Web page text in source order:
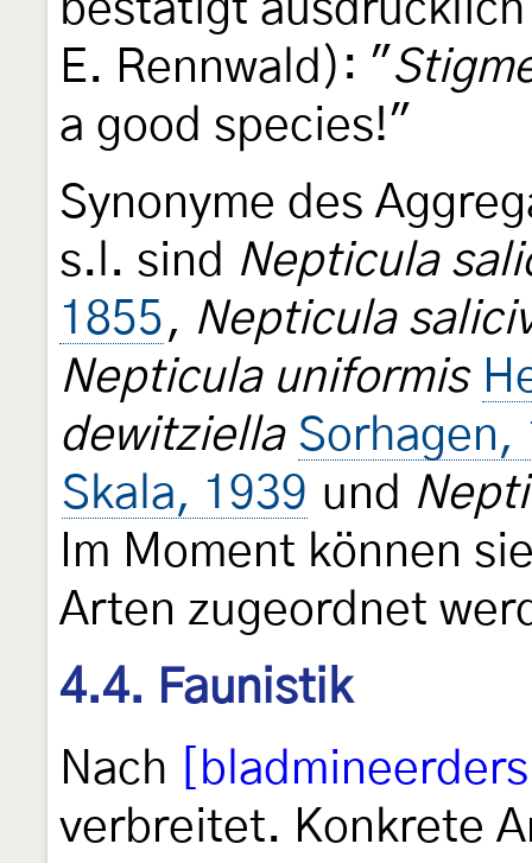
bestätigt
E. Rennwald): "
a good species!"
Synonyme des
s.l. sind Nepticula
1855 , Nepticula
Nepticula uniformis
dewitziella Sorhagen,
Skala, 1939 und
Im Moment können
Arten zugeordnet
4.4. Faunistik
Nach
verbreitet. Konkrete